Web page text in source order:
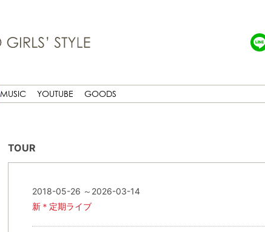
MUSIC YOUTUBE GOODS
TOUR
2018-05-26 ～2026-03-14
新＊定期ライブ